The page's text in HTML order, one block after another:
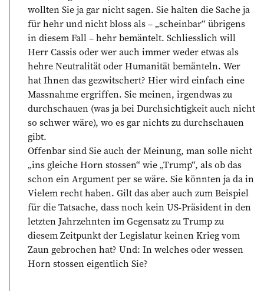
wollten Sie ja gar nicht sagen. Sie halten die Sache ja
für hehr und nicht bloss als – „scheinbar“ übrigens
in diesem Fall – hehr bemäntelt. Schliesslich will
Herr Cassis oder wer auch immer weder etwas als
hehre Neutralität oder Humanität bemänteln. Wer
hat Ihnen das gezwitschert? Hier wird einfach eine
Massnahme ergriffen. Sie meinen, irgendwas zu
durchschauen (was ja bei Durchsichtigkeit auch nicht
so schwer wäre), wo es gar nichts zu durchschauen
gibt.
Offenbar sind Sie auch der Meinung, man solle nicht
„ins gleiche Horn stossen“ wie „Trump“, als ob das
schon ein Argument per se wäre. Sie könnten ja da in
Vielem recht haben. Gilt das aber auch zum Beispiel
für die Tatsache, dass noch kein US-Präsident in den
letzten Jahrzehnten im Gegensatz zu Trump zu
diesem Zeitpunkt der Legislatur keinen Krieg vom
Zaun gebrochen hat? Und: In welches oder wessen
Horn stossen eigentlich Sie?